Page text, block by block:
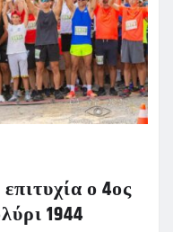
ο 4ος
1944